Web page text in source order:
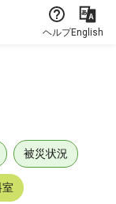
ヘルプEnglish
被災状況